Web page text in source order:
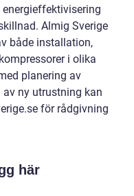
Almig Sverige
både installation,
i olika
planering av
ny utrustning kan
för rådgivning
här